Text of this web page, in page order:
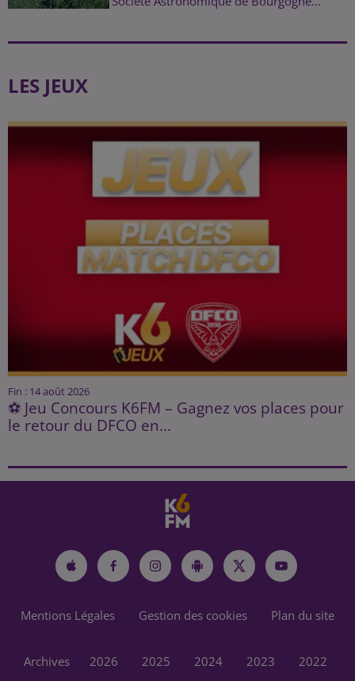
LES JEUX
Fin : 14 août 2026
⚽ Jeu Concours K6FM – Gagnez vos places pour
le retour du DFCO en...
Mentions Légales Gestion des cookies Plan du site
Archives 2026 2025 2024 2023 2022